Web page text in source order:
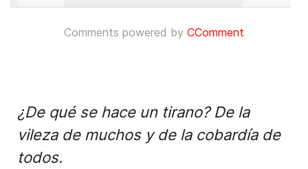
Comments powered by CComment
¿De qué se hace un tirano? De la
vileza de muchos y de la cobardía de
todos.